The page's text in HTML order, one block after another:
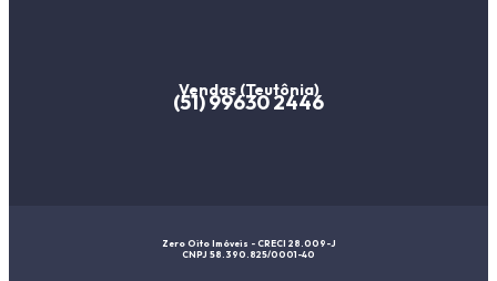
Vendas (Teutônia)
(51) 99630 2446
Zero Oito Imóveis - CRECI 28.009-J
CNPJ 58.390.825/0001-40